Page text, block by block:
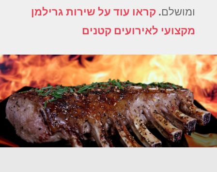
ומושלם. קראו עוד על שירות גרילמן
מקצועי לאירועים קטנים